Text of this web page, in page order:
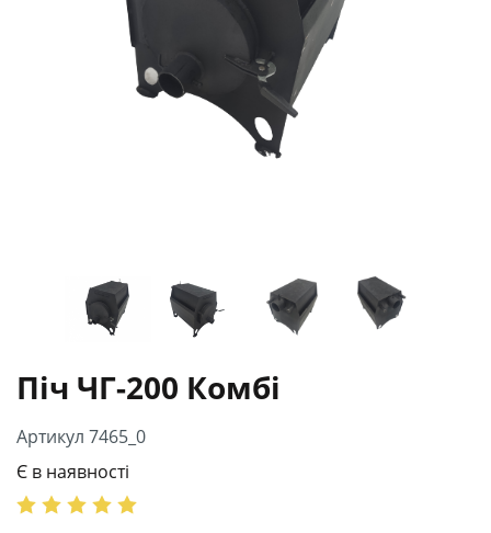
Піч ЧГ-200 Комбі
Артикул 7465_0
Є в наявності